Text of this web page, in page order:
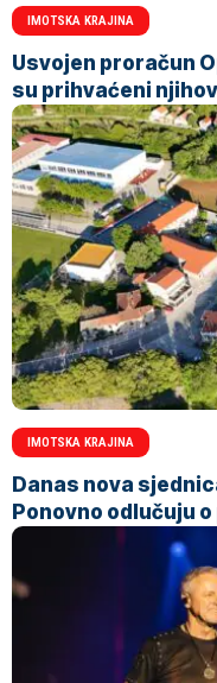
IMOTSKA KRAJINA
Usvojen proračun
su prihvaćeni
IMOTSKA KRAJINA
Danas nova
Ponovno odlučuju